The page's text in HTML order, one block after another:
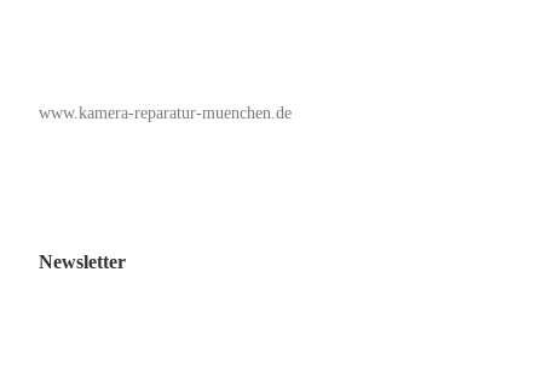
www.kamera-reparatur-muenchen.de
Newsletter